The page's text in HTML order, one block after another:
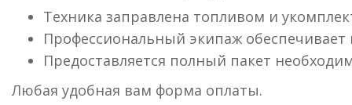
Техника заправлена топливом и
Профессиональный экипаж
Предоставляется полный пакет
Любая удобная вам форма оплаты.